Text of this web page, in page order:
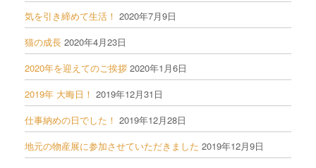
気を引き締めて生活！ 2020年7月9日
猫の成長 2020年4月23日
2020年を迎えてのご挨拶 2020年1月6日
2019年 大晦日！ 2019年12月31日
仕事納めの日でした！ 2019年12月28日
地元の物産展に参加させていただきました 2019年12月9日